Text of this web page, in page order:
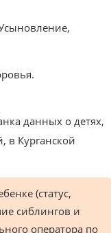
данных о детях,
в Курганской
(статус,
сиблингов и
оператора по